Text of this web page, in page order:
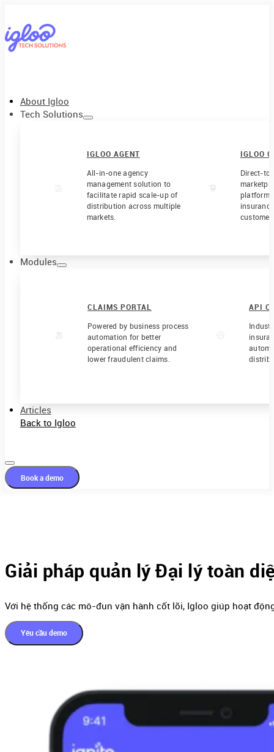
About Igloo
Tech Solutions
IGLOO AGENT
All-in-one agency
management solution to
facilitate rapid scale-up of
distribution across multiple
markets.
IGLOO
Direct-
platform
Modules
CLAIMS PORTAL
Powered by business process
automation for better
operational efficiency and
lower fraudulent claims.
API
Articles
Back to Igloo
Book a demo
Giải pháp quản lý Đại lý toàn
Với hệ thống các mô-đun vận hành cốt lõi, Igloo giúp hoạt
Yêu cầu demo